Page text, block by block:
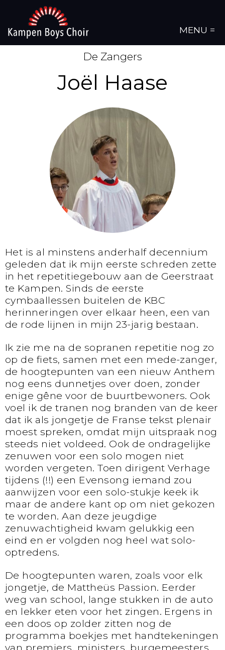
MENU =
De Zangers
Joël Haase
Het is al minstens anderhalf decennium
geleden dat ik mijn eerste schreden zette
in het repetitiegebouw aan de Geerstraat
te Kampen. Sinds de eerste
cymbaallessen buitelen de KBC
herinneringen over elkaar heen, een van
de rode lijnen in mijn 23-jarig bestaan.
Ik zie me na de sopranen repetitie nog zo
op de fiets, samen met een mede-zanger,
de hoogtepunten van een nieuw Anthem
nog eens dunnetjes over doen, zonder
enige gêne voor de buurtbewoners. Ook
voel ik de tranen nog branden van de keer
dat ik als jongetje de Franse tekst plenair
moest spreken, omdat mijn uitspraak nog
steeds niet voldeed. Ook de ondragelijke
zenuwen voor een solo mogen niet
worden vergeten. Toen dirigent Verhage
tijdens (!!) een Evensong iemand zou
aanwijzen voor een solo-stukje keek ik
maar de andere kant op om niet gekozen
te worden. Aan deze jeugdige
zenuwachtigheid kwam gelukkig een
eind en er volgden nog heel wat solo-
optredens.
De hoogtepunten waren, zoals voor elk
jongetje, de Mattheüs Passion. Eerder
weg van school, lange stukken in de auto
en lekker eten voor het zingen. Ergens in
een doos op zolder zitten nog de
programma boekjes met handtekeningen
van premiers, ministers, burgemeesters